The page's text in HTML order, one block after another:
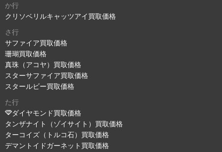
か行
クリソベリルキャッツアイ買取価格
さ行
サファイア買取価格
珊瑚買取価格
真珠（アコヤ）買取価格
スターサファイア買取価格
スタールビー買取価格
た行
ダイヤモンド買取価格
タンザナイト（ゾイサイト）買取価格
ターコイズ（トルコ石）買取価格
デマントイドガーネット買取価格